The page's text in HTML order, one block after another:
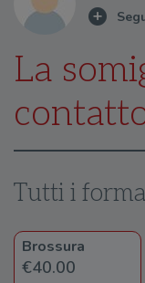
La
Tutti i
Brossura
€40.00